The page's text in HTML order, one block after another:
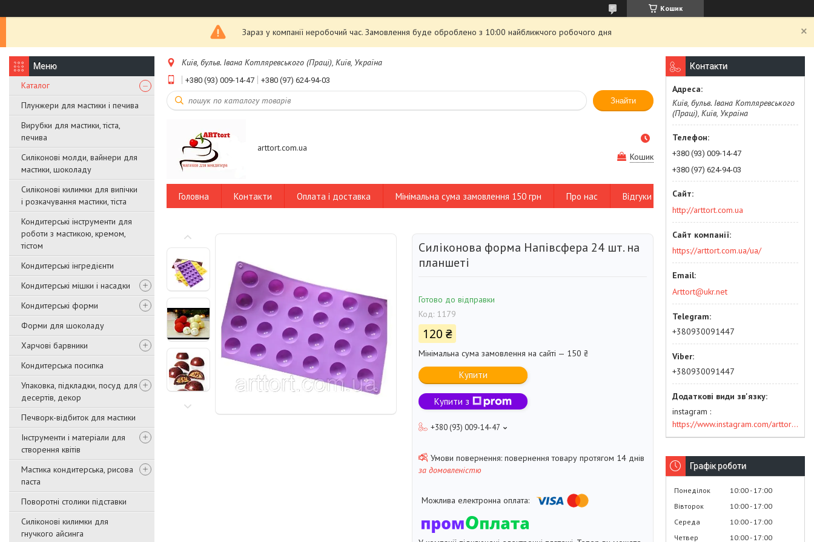
Кошик
Зараз у компанії неробочий час. Замовлення буде оброблено з 10:00 найближчого робочого дня
Каталог
Плунжери для мастики і печива
Вирубки для мастики, тіста,
печива
Силіконові молди, вайнери для
мастики, шоколаду
Силіконові килимки для випічки
і розкачування мастики, тіста
Кондитерські інструменти для
роботи з мастикою, кремом,
тістом
Кондитерські інгредієнти
Кондитерські мішки і насадки
Кондитерські форми
Форми для шоколаду
Харчові барвники
Кондитерська посипка
Упаковка, підкладки, посуд для
десертів, декор
Печворк-відбиток для мастики
Інструменти і матеріали для
створення квітів
Мастика кондитерська, рисова
паста
Поворотні столики підставки
Силіконові килимки для
гнучкого айсинга
Київ, бульв. Івана Котляревського (Праці), Київ, Україна
+380 (93) 009-14-47 +380 (97) 624-94-03
Знайти
arttort.com.ua
Кошик
Головна Контакти Оплата і доставка Мінімальна сума замовлення 150 грн Про нас Відгуки
Силіконова форма Напівсфера 24 шт. на
планшеті
Готово до відправки
Код: 1179
120 ₴
Мінімальна сума замовлення на сайті — 150 ₴
Купити
Купити з
+380 (93) 009-14-47
повернення товару протягом 14 днів
за домовленістю
Контакти
Київ, бульв. Івана Котляревського
(Праці), Київ, Україна
+380 (93) 009-14-47
+380 (97) 624-94-03
http://arttort.com.ua
https://arttort.com.ua/ua/
Arttort@ukr.net
+380930091447
+380930091447
instagram
https://www.instagram.com/arttort.com.ua/
Графік роботи
Понеділок 10:00 17:00
Вівторок
10:00 17:00
Середа
10:00 17:00
Четвер
10:00 17:00